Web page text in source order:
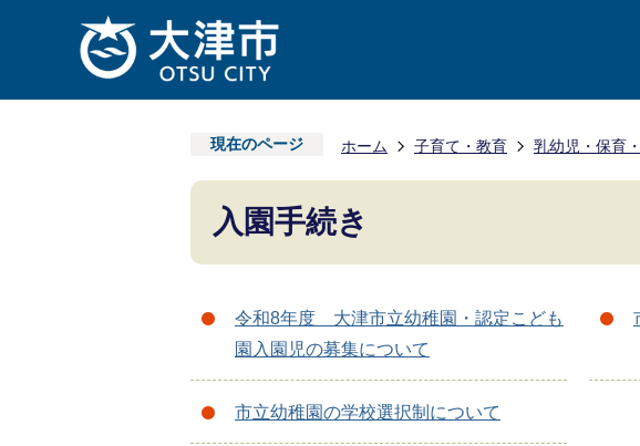
現在のページ ホーム 子育て・教育 乳幼児・保育
入園手続き
令和8年度 大津市立幼稚園・認定こども
園入園児の募集について
市立幼稚園の学校選択制について